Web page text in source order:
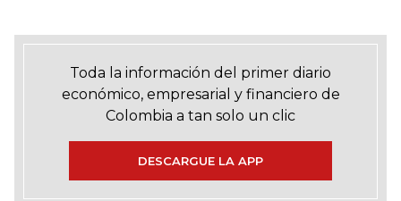
Toda la información del primer diario
económico, empresarial y financiero de
Colombia a tan solo un clic
DESCARGUE LA APP